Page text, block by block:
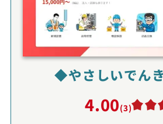
◆やさしいでん
4.00(3)